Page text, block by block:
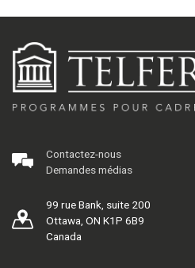
Contactez-nous
Demandes médias
99 rue Bank, suite 200
Ottawa, ON K1P 6B9
Canada